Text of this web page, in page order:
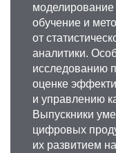
обучение и
от
аналитики.
исследованию
оценке
и управлению
Выпускники
цифровых
их развитием